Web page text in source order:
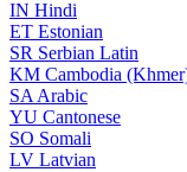
IN Hindi
ET Estonian
SR Serbian Latin
KM Cambodia
SA Arabic
YU Cantonese
SO Somali
LV Latvian